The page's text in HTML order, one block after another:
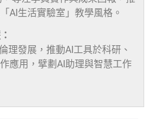
AI生活實驗室」教學風格。
理發展，推動AI工具於科研、
應用，擘劃AI助理與智慧工作